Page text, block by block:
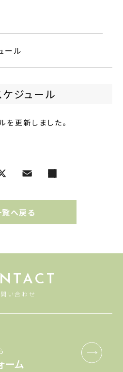
ール
ジュール
を更新しました。
覧へ戻る
い合わせ
ーム